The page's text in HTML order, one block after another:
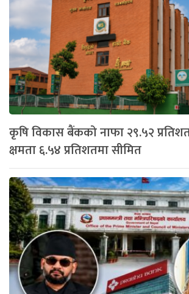
कृषि विकास बैंकको नाफा २९.५२
क्षमता ६.५४ प्रतिशतमा सीमित